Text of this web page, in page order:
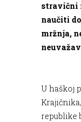
stravični
naučiti
mržnja,
U haškoj
republike